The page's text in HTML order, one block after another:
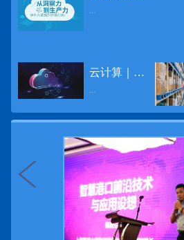
...
云计算｜边缘计算将为物联网行业带来巨大增长
...